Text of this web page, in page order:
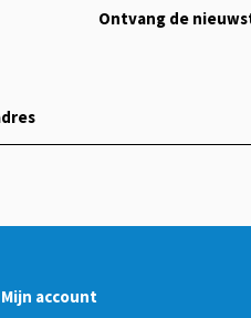
Ontvang de
Mijn account